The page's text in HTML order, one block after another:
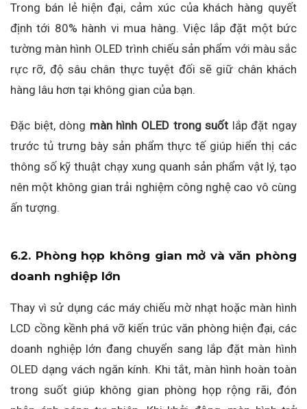
Trong bán lẻ hiện đại, cảm xúc của khách hàng quyết
định tới 80% hành vi mua hàng. Việc lắp đặt một bức
tường màn hình OLED trình chiếu sản phẩm với màu sắc
rực rỡ, độ sâu chân thực tuyệt đối sẽ giữ chân khách
hàng lâu hơn tại không gian của bạn.
Đặc biệt, dòng màn hình OLED trong suốt lắp đặt ngay
trước tủ trưng bày sản phẩm thực tế giúp hiển thị các
thông số kỹ thuật chạy xung quanh sản phẩm vật lý, tạo
nên một không gian trải nghiệm công nghệ cao vô cùng
ấn tượng.
6.2. Phòng họp không gian mở và văn phòng
doanh nghiệp lớn
Thay vì sử dụng các máy chiếu mờ nhạt hoặc màn hình
LCD cồng kềnh phá vỡ kiến trúc văn phòng hiện đại, các
doanh nghiệp lớn đang chuyển sang lắp đặt màn hình
OLED dạng vách ngăn kính. Khi tắt, màn hình hoàn toàn
trong suốt giúp không gian phòng họp rộng rãi, đón